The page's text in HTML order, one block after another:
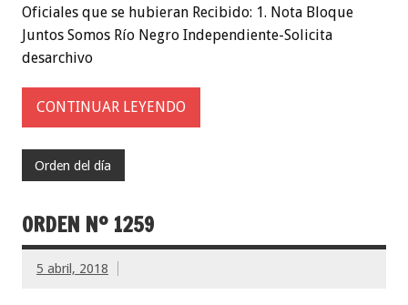
Oficiales que se hubieran Recibido: 1. Nota Bloque
Juntos Somos Río Negro Independiente-Solicita
desarchivo
CONTINUAR LEYENDO
Orden del día
ORDEN Nº 1259
5 abril, 2018